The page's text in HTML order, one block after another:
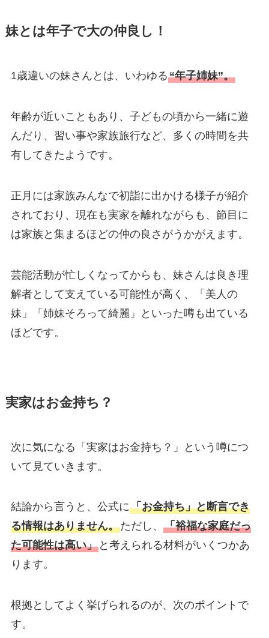
妹とは年子で大の仲良し！
1歳違いの妹さんとは、いわゆる“年子姉妹”。
年齢が近いこともあり、子どもの頃から一緒に遊
んだり、習い事や家族旅行など、多くの時間を共
有してきたようです。
正月には家族みんなで初詣に出かける様子が紹介
されており、現在も実家を離れながらも、節目に
は家族と集まるほどの仲の良さがうかがえます。
芸能活動が忙しくなってからも、妹さんは良き理
解者として支えている可能性が高く、「美人の
妹」「姉妹そろって綺麗」といった噂も出ている
ほどです。
実家はお金持ち？
次に気になる「実家はお金持ち？」という噂につ
いて見ていきます。
結論から言うと、公式に「お金持ち」と断言でき
る情報はありません。ただし、 「裕福な家庭だっ
た可能性は高い」と考えられる材料がいくつかあ
ります。
根拠としてよく挙げられるのが、次のポイントで
す。